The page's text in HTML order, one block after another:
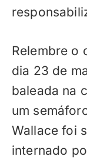
Relembre o
dia 23 de
baleada na
um
Wallace foi
internado